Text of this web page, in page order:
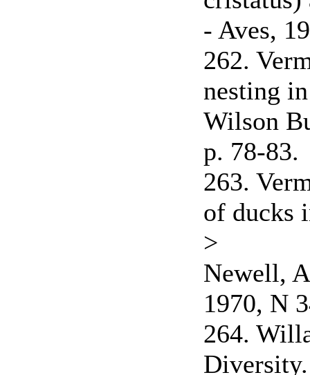
- Aves,
262.
nesting
Wilson
p. 78-83.
263.
of ducks
>
Newell,
1970, N
264.